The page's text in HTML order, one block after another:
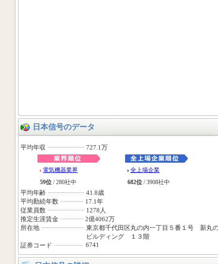
日本信号のデータ
平均年収 727.1万
電気機器業界
59位 / 280社中
全上場企業
682位 / 3908社中
平均年齢
41.8歳
平均勤続年数
17.1年
従業員数
1278人
推定生涯賃金
2億4062万
所在地
東京都千代田区丸の内一丁目５番１号 新丸
ビルディング １３階
証券コード
6741